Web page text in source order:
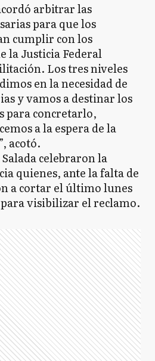
arbitrar las
para que los
cumplir con los
la Justicia Federal
Los tres niveles
en la necesidad de
y vamos a destinar los
para concretarlo,
a la espera de la
acotó.
celebraron la
quienes, ante la falta de
a cortar el último lunes
visibilizar el reclamo.